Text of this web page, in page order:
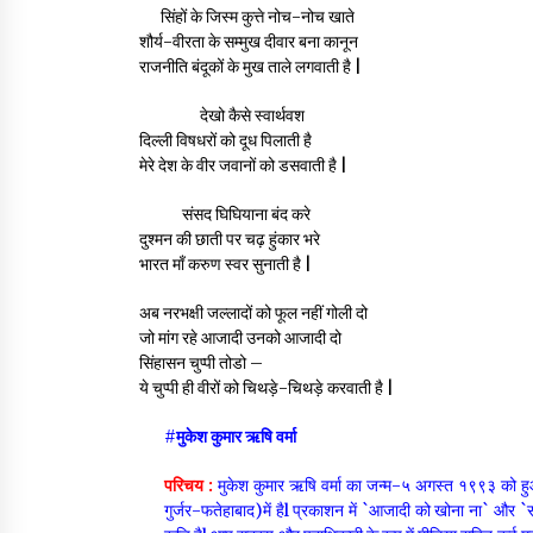
सिंहों के जिस्म कुत्ते नोच-नोच खाते
शौर्य-वीरता के सम्मुख दीवार बना कानून
राजनीति बंदूकों के मुख ताले लगवाती है |
देखो कैसे स्वार्थवश
दिल्ली विषधरों को दूध पिलाती है
मेरे देश के वीर जवानों को डसवाती है |
संसद घिघियाना बंद करे
दुश्मन की छाती पर चढ़ हुंकार भरे
भारत माँ करुण स्वर सुनाती है |
अब नरभक्षी जल्लादों को फूल नहीं गोली दो
जो मांग रहे आजादी उनको आजादी दो
सिंहासन चुप्पी तोडो –
ये चुप्पी ही वीरों को चिथड़े-चिथड़े करवाती है |
#मुकेश कुमार ऋषि वर्मा
परिचय : मुकेश कुमार ऋषि वर्मा का जन्म-५ अगस्त १९९३ को
गुर्जर-फतेहाबाद)में हैl प्रकाशन में `आजादी को खोना ना` और